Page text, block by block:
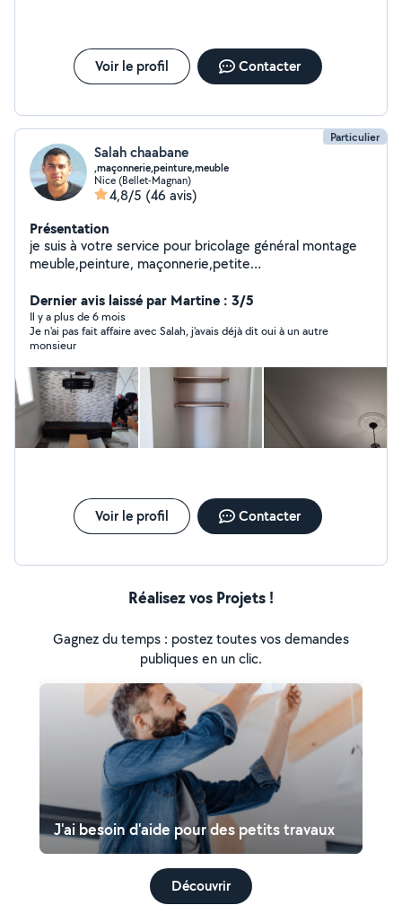
Voir le profil Contacter
Particulier
Salah chaabane
,maçonnerie,peinture,meuble
Nice (Bellet-Magnan)
4,8/5 (46 avis)
Présentation
je suis à votre service pour bricolage général montage
meuble,peinture, maçonnerie,petite
n'hésitez pas à me contacter.
Dernier avis laissé par Martine : 3/5
Il y a plus de 6 mois
Je n'ai pas fait affaire avec Salah, j'avais déjà dit oui à un autre
monsieur
Voir le profil Contacter
Réalisez vos Projets !
Gagnez du temps : postez toutes vos demandes
publiques en un clic.
J'ai besoin d'aide pour des petits travaux
Découvrir